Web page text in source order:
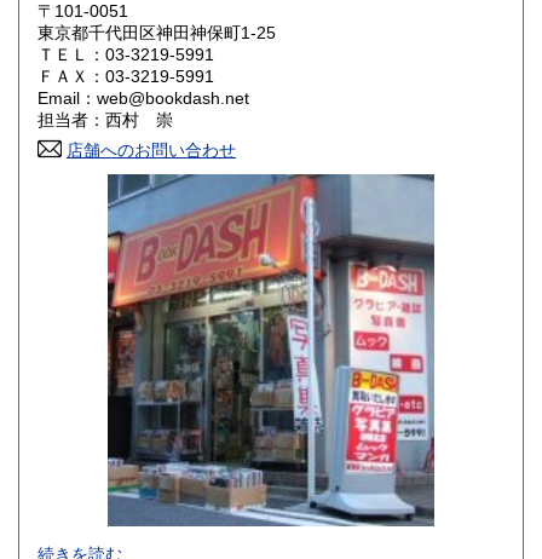
岡山県 600円
山口県 600円
香川県
福岡県
600円 長崎県
600円 大分県
600円 鹿児島県
600円
〒101-0051
東京都千代田区神田神保町1-25
ＴＥＬ：03-3219-5991
ＦＡＸ：03-3219-5991
Email：web@bookdash.net
担当者：西村 崇
店舗へのお問い合わせ
新旧女優・アイドルのグラビア、なつかしの本
続きを読む